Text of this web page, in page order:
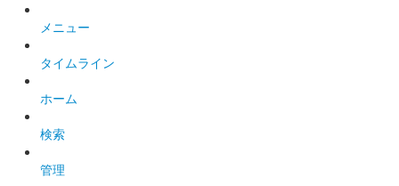
メニュー
タイムライン
ホーム
検索
管理